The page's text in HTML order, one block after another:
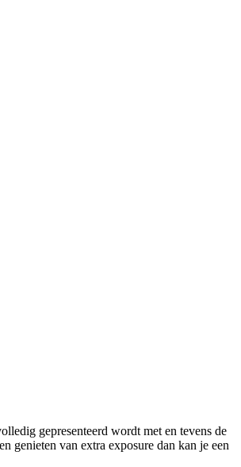
gepresenteerd wordt met en tevens de
genieten van extra exposure dan kan je een